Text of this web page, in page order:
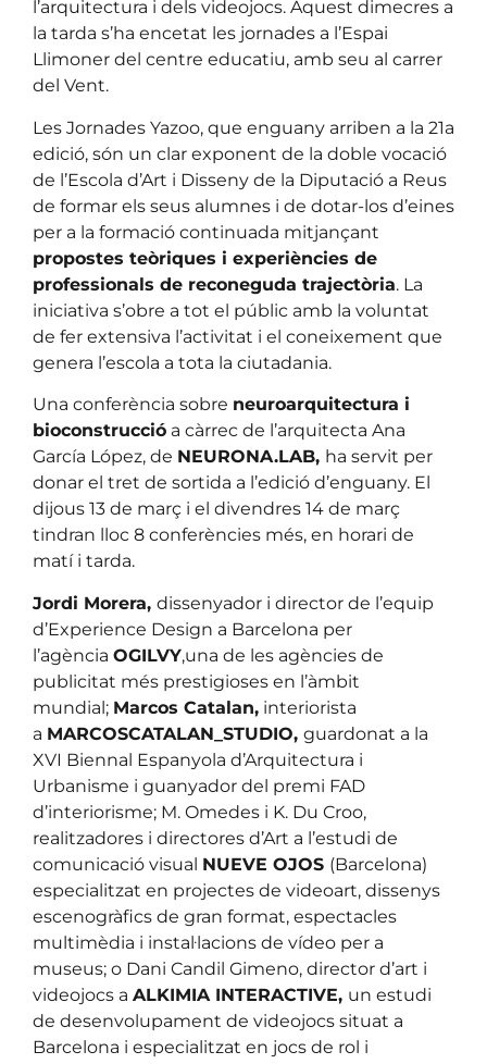
l’arquitectura i dels videojocs. Aquest dimecres a
la tarda s’ha encetat les jornades a l’Espai
Llimoner del centre educatiu, amb seu al carrer
del Vent.
Les Jornades Yazoo, que enguany arriben a la 21a
edició, són un clar exponent de la doble vocació
de l’Escola d’Art i Disseny de la Diputació a Reus
de formar els seus alumnes i de dotar-los d’eines
per a la formació continuada mitjançant
propostes teòriques i experiències de
professionals de reconeguda trajectòria. La
iniciativa s’obre a tot el públic amb la voluntat
de fer extensiva l’activitat i el coneixement que
genera l’escola a tota la ciutadania.
Una conferència sobre neuroarquitectura i
bioconstrucció a càrrec de l’arquitecta Ana
García López, de NEURONA.LAB, ha servit per
donar el tret de sortida a l’edició d’enguany. El
dijous 13 de març i el divendres 14 de març
tindran lloc 8 conferències més, en horari de
matí i tarda.
Jordi Morera, dissenyador i director de l’equip
d’Experience Design a Barcelona per
l’agència OGILVY,una de les agències de
publicitat més prestigioses en l’àmbit
mundial; Marcos Catalan, interiorista
a MARCOSCATALAN_STUDIO, guardonat a la
XVI Biennal Espanyola d’Arquitectura i
Urbanisme i guanyador del premi FAD
d’interiorisme; M. Omedes i K. Du Croo,
realitzadores i directores d’Art a l’estudi de
comunicació visual NUEVE OJOS (Barcelona)
especialitzat en projectes de videoart, dissenys
escenogràfics de gran format, espectacles
multimèdia i instal·lacions de vídeo per a
museus; o Dani Candil Gimeno, director d’art i
videojocs a ALKIMIA INTERACTIVE, un estudi
de desenvolupament de videojocs situat a
Barcelona i especialitzat en jocs de rol i